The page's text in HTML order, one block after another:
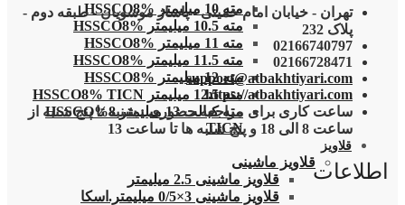
مته 10 میلیمتر HSSCO8%
مته 10.5 میلیمتر HSSCO8%
مته 11 میلیمتر HSSCO8%
مته 11.5 میلیمتر HSSCO8%
مته 12 میلیمتر HSSCO8%
مته 12.5 میلیمتر HSSCO8% TICN
مته کبالت 13 میلیمتر 8%HSSCO
TICN
قلاویز
قلاویز ماشینی
قلاویز ماشینی 2.5 میلیمتر
قلاویز ماشینی 3×0/5 میلیمتر.اسکا
تهران - خیابان امام خمینی - پاساژ موسویان - طبقه دوم -
پلاک 232
02166740797
02166728471
support@atbakhtiyari.com
https://atbakhtiyari.com
ساعت کاری برای مراجعه حضوری : شنبه تا پنج شنبه از
ساعت 8 الی 18 و پنج شنبه ها تا ساعت 13
اطلاعات